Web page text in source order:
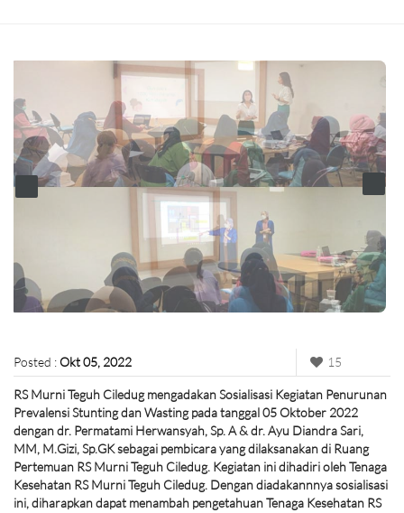
Posted :Okt 05, 2022 15
RS Murni Teguh Ciledug mengadakan Sosialisasi Kegiatan Penurunan
Prevalensi Stunting dan Wasting pada tanggal 05 Oktober 2022
dengan dr. Permatami Herwansyah, Sp. A & dr. Ayu Diandra Sari,
MM, M.Gizi, Sp.GK sebagai pembicara yang dilaksanakan di Ruang
Pertemuan RS Murni Teguh Ciledug. Kegiatan ini dihadiri oleh Tenaga
Kesehatan RS Murni Teguh Ciledug. Dengan diadakannnya sosialisasi
ini, diharapkan dapat menambah pengetahuan Tenaga Kesehatan RS